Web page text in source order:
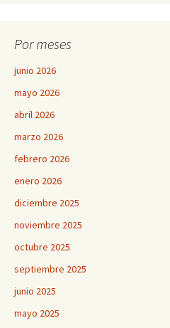
Por meses
junio 2026
mayo 2026
abril 2026
marzo 2026
febrero 2026
enero 2026
diciembre 2025
noviembre 2025
octubre 2025
septiembre 2025
junio 2025
mayo 2025